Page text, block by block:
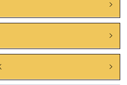


